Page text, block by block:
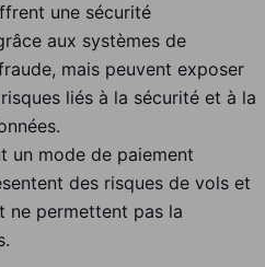
une sécurité
aux systèmes de
mais peuvent exposer
liés à la sécurité et à la
un mode de paiement
des risques de vols et
ne permettent pas la